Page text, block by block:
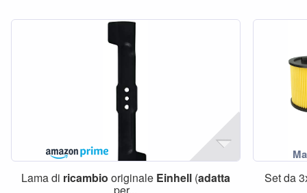
Lama di ricambio originale Einhell(adatta Set da